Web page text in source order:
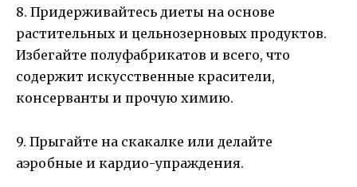
8. Придерживайтесь диеты на основе
растительных и цельнозерновых продуктов.
Избегайте полуфабрикатов и всего, что
содержит искусственные красители,
консерванты и прочую химию.
9. Прыгайте на скакалке или делайте
аэробные и кардио-упраждения.